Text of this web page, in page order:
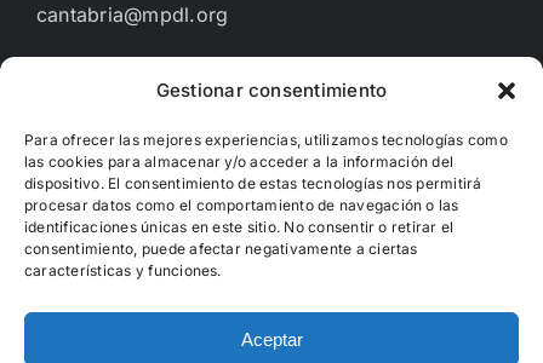
Gestionar consentimiento
Para ofrecer las mejores experiencias, utilizamos tecnologías como
las cookies para almacenar y/o acceder a la información del
dispositivo. El consentimiento de estas tecnologías nos permitirá
procesar datos como el comportamiento de navegación o las
identificaciones únicas en este sitio. No consentir o retirar el
consentimiento, puede afectar negativamente a ciertas
características y funciones.
Aceptar
cantabria@mpdl.org
Financiado por